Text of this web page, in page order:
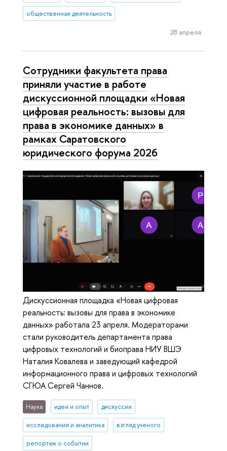
общественная деятельность
28 апреля
Сотрудники факультета права
приняли участие в работе
дискуссионной площадки «Новая
цифровая реальность: вызовы для
права в экономике данных» в
рамках Саратовского
юридического форума 2026
Дискуссионная площадка «Новая цифровая
реальность: вызовы для права в экономике
данных» работала 23 апреля. Модераторами
стали руководитель департамента права
цифровых технологий и биоправа НИУ ВШЭ
Наталия Ковалева и заведующий кафедрой
информационного права и цифровых технологий
СГЮА Сергей Чаннов.
Наука идеи и опыт дискуссии
исследования и аналитика взгляд ученого
репортаж о событии